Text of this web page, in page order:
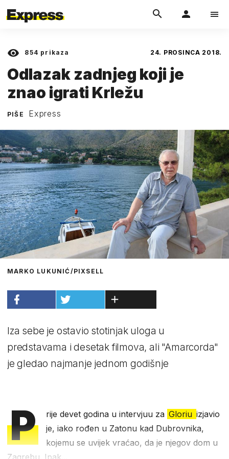
854 prikaza 24. PROSINCA 2018.
Odlazak zadnjeg koji je
znao igrati Krležu
PIŠE Express
MARKO LUKUNIĆ/PIXSELL
Iza sebe je ostavio stotinjak uloga u
predstavama i desetak filmova, ali "Amarcorda"
je gledao najmanje jednom godišnje
P rije devet godina u intervjuu za Gloriu izjavio
je, iako rođen u Zatonu kad Dubrovnika,
kojemu se uvijek vraćao, da je njegov dom u
Zagrebu. Ipak...